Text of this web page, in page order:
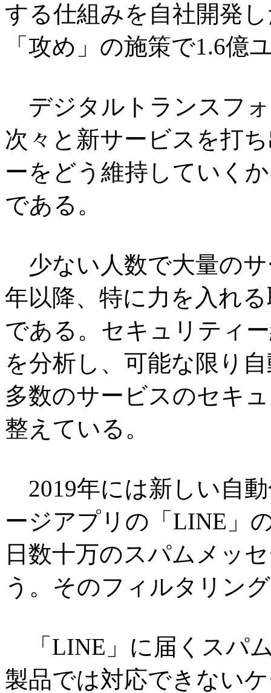
する仕組みを自社開発
「攻め」の施策で1.6億
デジタルトランスフ
次々と新サービスを打
ーをどう維持していく
である。
少ない人数で大量のサ
年以降、特に力を入れ
である。セキュリティ
を分析し、可能な限り
多数のサービスのセキ
整えている。
2019年には新しい自
ージアプリの「LINE」
日数十万のスパムメッ
う。そのフィルタリン
「LINE」に届くスパ
製品では対応できない